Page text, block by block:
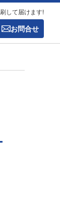
して届けます!
お問合せ